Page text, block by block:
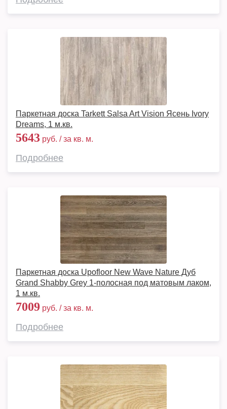
Паркетная доска Tarkett Salsa Art Vision Ясень Ivory
Dreams, 1 м.кв.
5643 руб. / за кв. м.
Подробнее
Паркетная доска Upofloor New Wave Nature Дуб
Grand Shabby Grey 1-полосная под матовым лаком,
1 м.кв.
7009 руб. / за кв. м.
Подробнее